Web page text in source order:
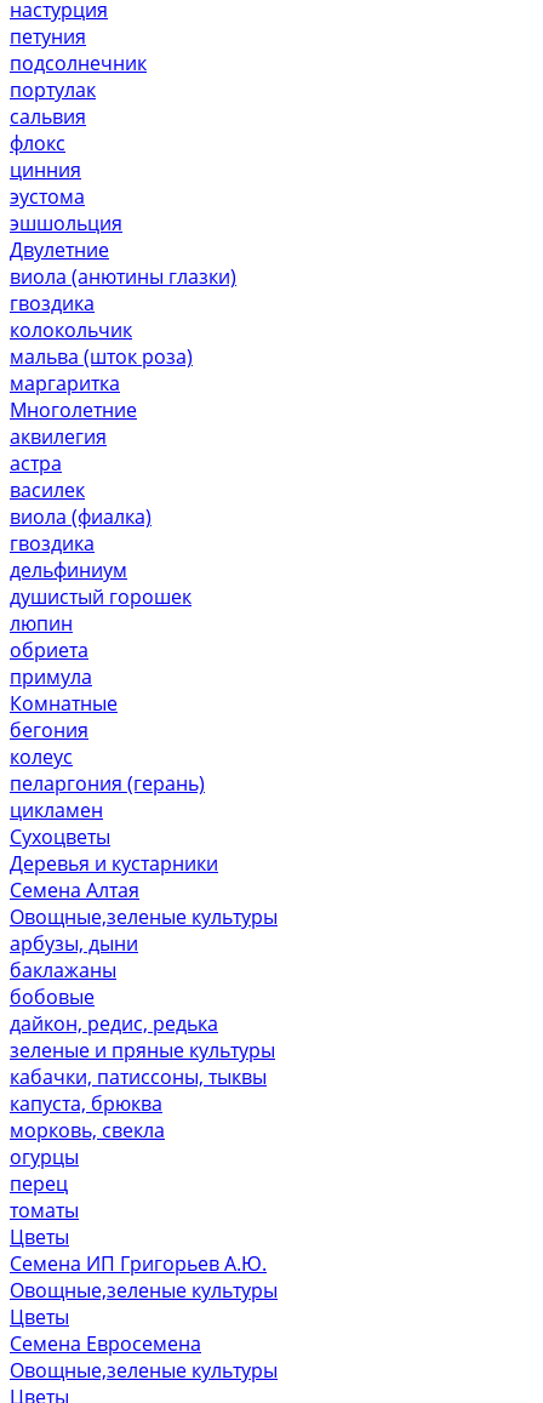
настурция
петуния
подсолнечник
портулак
сальвия
флокс
цинния
эустома
эшшольция
Двулетние
виола (анютины глазки)
гвоздика
колокольчик
мальва (шток роза)
маргаритка
Многолетние
аквилегия
астра
василек
виола (фиалка)
гвоздика
дельфиниум
душистый горошек
люпин
обриета
примула
Комнатные
бегония
колеус
пеларгония (герань)
цикламен
Сухоцветы
Деревья и кустарники
Семена Алтая
Овощные,зеленые культуры
арбузы, дыни
баклажаны
бобовые
дайкон, редис, редька
зеленые и пряные культуры
кабачки, патиссоны, тыквы
капуста, брюква
морковь, свекла
огурцы
перец
томаты
Цветы
Семена ИП Григорьев А.Ю.
Овощные,зеленые культуры
Цветы
Семена Евросемена
Овощные,зеленые культуры
Цветы